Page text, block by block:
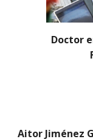
Doctor
Aitor Jiménez